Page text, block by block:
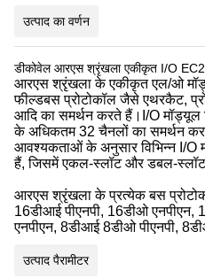
उत्पाद का वर्णन
डीकोवेल आरएस श्रृंखला एकीकृत I/O
आरएस श्रृंखला के एकीकृत एल/ओ
फील्डबस प्रोटोकॉल जैसे एथरकैट,
आदि का समर्थन करते हैं।I/O
के अधिकतम 32 चैनलों का समर्थन
आवश्यकताओं के अनुसार विभिन्न I/
हैं, जिसमें एकल-स्लॉट और डबल-
आरएस श्रृंखला के प्रत्येक बस
16डीआई पीएनपी, 16डीओ एनपीएन,
एनपीएन, 8डीआई 8डीओ पीएनपी,
उत्पाद पैरामीटर